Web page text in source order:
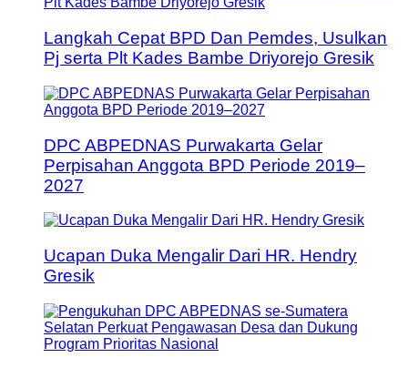
Langkah Cepat BPD Dan Pemdes, Usulkan
Pj serta Plt Kades Bambe Driyorejo Gresik
DPC ABPEDNAS Purwakarta Gelar
Perpisahan Anggota BPD Periode 2019–
2027
Ucapan Duka Mengalir Dari HR. Hendry
Gresik